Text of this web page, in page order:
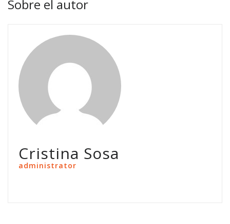
Sobre el autor
Cristina Sosa
administrator